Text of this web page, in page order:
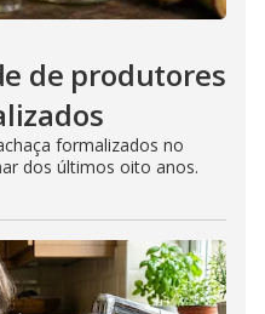
de produtores
formalizados no
dos últimos oito anos.